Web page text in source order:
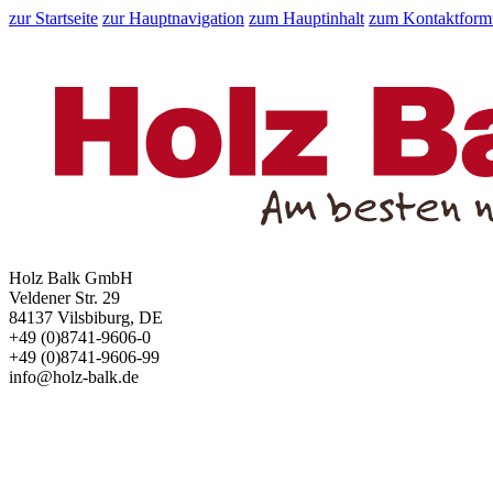
zur Startseite zur Hauptnavigation zum Hauptinhalt zum
Holz Balk GmbH
Veldener Str. 29
84137 Vilsbiburg, DE
+49 (0)8741-9606-0
+49 (0)8741-9606-99
info@holz-balk.de